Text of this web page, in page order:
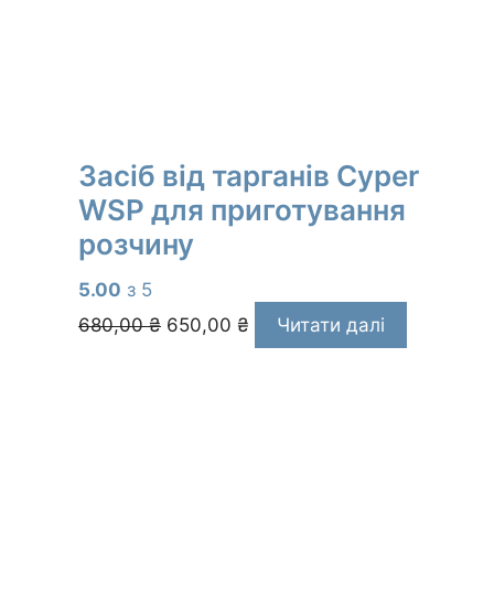
Засіб від тарганів Cyper
WSP для приготування
розчину
5.00 з 5
680,00₴
Оригінальна
ціна:
650,00 ₴
Поточна
ціна:
Читати далі